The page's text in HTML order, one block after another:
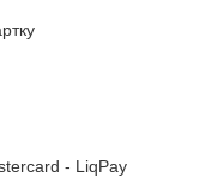
- LiqPay